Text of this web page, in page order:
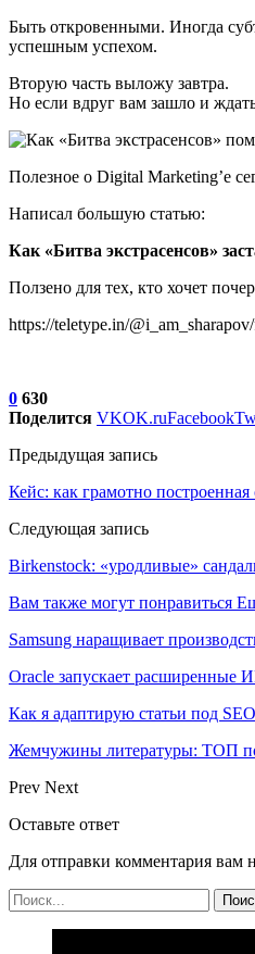
Быть откровенными. Иногда
успешным успехом.
Вторую часть выложу завтра.
Но если вдруг вам зашло и
Полезное о Digital Marketing’е
Написал большую статью:
Как «Битва экстрасенсов»
Ползено для тех, кто хочет
https://teletype.in/
0 630
Поделится VKOK.ruFacebook
Предыдущая запись
Кейс: как грамотно
Следующая запись
Birkenstock: «уродливые»
Вам также могут понравиться
Samsung наращивает
Oracle запускает расширенные
Как я адаптирую статьи под
Жемчужины литературы: ТОП
Prev Next
Оставьте ответ
Для отправки комментария вам